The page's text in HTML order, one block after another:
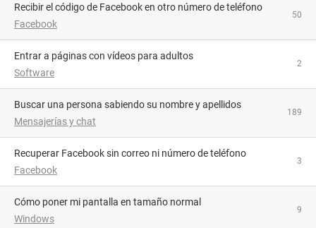
Recibir el código de Facebook en otro número de teléfono
Facebook
50
Entrar a páginas con vídeos para adultos
Software
2
Buscar una persona sabiendo su nombre y apellidos
Mensajerías y chat
189
Recuperar Facebook sin correo ni número de teléfono
Facebook
3
Cómo poner mi pantalla en tamaño normal
Windows
9